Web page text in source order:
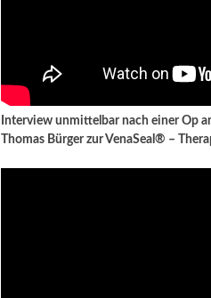
Interview unmittelbar nach einer Op
Thomas Bürger zur VenaSeal® –